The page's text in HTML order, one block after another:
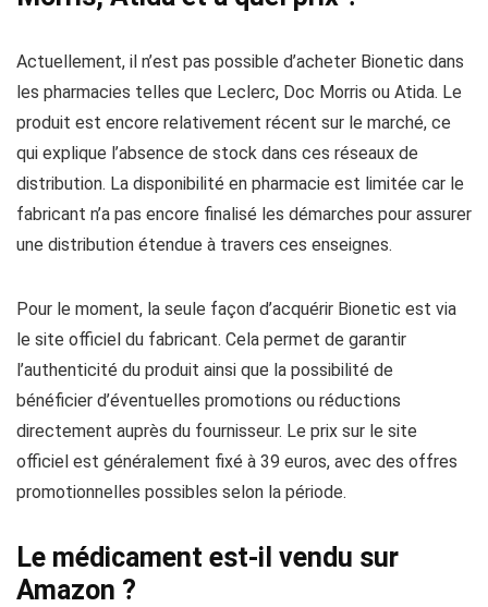
Actuellement, il n’est pas possible d’acheter Bionetic dans
les pharmacies telles que Leclerc, Doc Morris ou Atida. Le
produit est encore relativement récent sur le marché, ce
qui explique l’absence de stock dans ces réseaux de
distribution. La disponibilité en pharmacie est limitée car le
fabricant n’a pas encore finalisé les démarches pour assurer
une distribution étendue à travers ces enseignes.
Pour le moment, la seule façon d’acquérir Bionetic est via
le site officiel du fabricant. Cela permet de garantir
l’authenticité du produit ainsi que la possibilité de
bénéficier d’éventuelles promotions ou réductions
directement auprès du fournisseur. Le prix sur le site
officiel est généralement fixé à 39 euros, avec des offres
promotionnelles possibles selon la période.
Le médicament est-il vendu sur
Amazon ?